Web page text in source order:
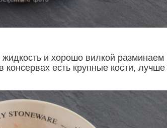
и хорошо вилкой разминаем
есть крупные кости, лучше